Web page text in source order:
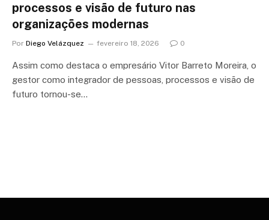
processos e visão de futuro nas
organizações modernas
Por Diego Velázquez fevereiro 18, 2026 0
Assim como destaca o empresário Vitor Barreto Moreira, o
gestor como integrador de pessoas, processos e visão de
futuro tornou-se…